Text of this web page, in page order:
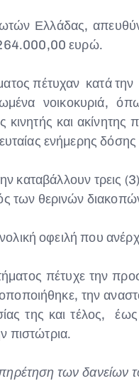
Ελλάδας,
264.000,00 ευρώ.
πέτυχαν κατά
νοικοκυριά,
και ακίνητης
ενήμερης
τρεις (3)
των θερινών
οφειλή που
πέτυχε την
την
της και τέλος,
πιστώτρια.
των δανείων